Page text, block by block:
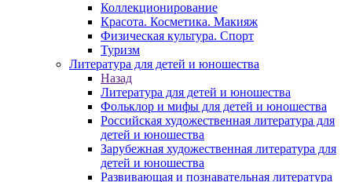
Коллекционирование
Красота. Косметика. Макияж
Физическая культура. Спорт
Туризм
Литература для детей и юношества
Назад
Литература для детей и юношества
Фольклор и мифы для детей и юношества
Российская художественная литература для
детей и юношества
Зарубежная художественная литература для
детей и юношества
Развивающая и познавательная литература